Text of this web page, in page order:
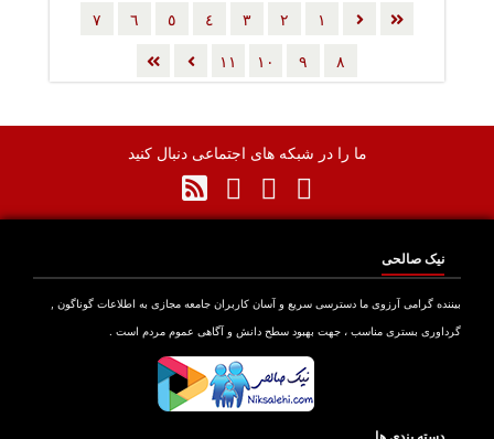
١ ٢ ٣ ٤ ٥ ٦ ٧
٨ ٩ ١٠ ١١
ما را در شبکه های اجتماعی دنبال کنید
نیک صالحی
بیننده گرامی آرزوی ما دسترسی سریع و آسان کاربران جامعه مجازی به اطلاعات گوناگون ,
گرداوری بستری مناسب ، جهت بهبود سطح دانش و آگاهی عموم مردم است .